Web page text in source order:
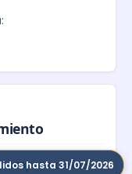
online
hasta 31/07/2026